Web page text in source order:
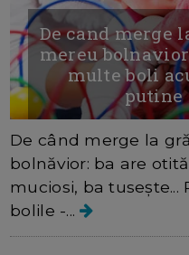
De cand merge
mereu
multe boli
putine
De când merge la
bolnăvior: ba are
muciosi, ba
bolile -...